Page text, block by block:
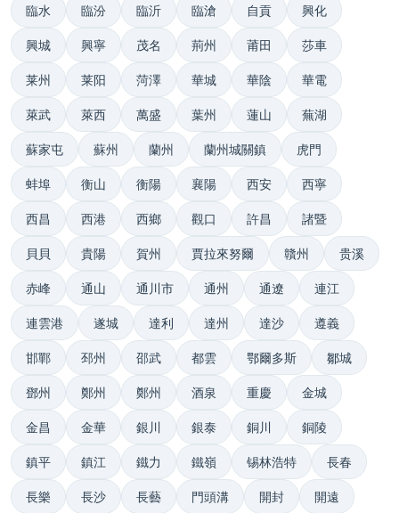
臨水 臨汾 臨沂 臨滄 自貢 興化
興城 興寧 茂名 荊州 莆田 莎車
莱州 莱阳 菏澤 華城 華陰 華電
萊武 萊西 萬盛 葉州 蓮山 蕪湖
蘇家屯 蘇州 蘭州 蘭州城關鎮 虎門
蚌埠 衡山 衡陽 襄陽 西安 西寧
西昌 西港 西鄉 觀口 許昌 諸暨
貝貝 貴陽 賀州 賈拉來努爾 贛州 贵溪
赤峰 通山 通川市 通州 通遼 連江
連雲港 遂城 達利 達州 達沙 遵義
邯鄲 邳州 邵武 都雲 鄂爾多斯 鄒城
鄧州 鄭州 鄭州 酒泉 重慶 金城
金昌 金華 銀川 銀泰 銅川 銅陵
鎮平 鎮江 鐵力 鐵嶺 锡林浩特 長春
長樂 長沙 長藝 門頭溝 開封 開遠